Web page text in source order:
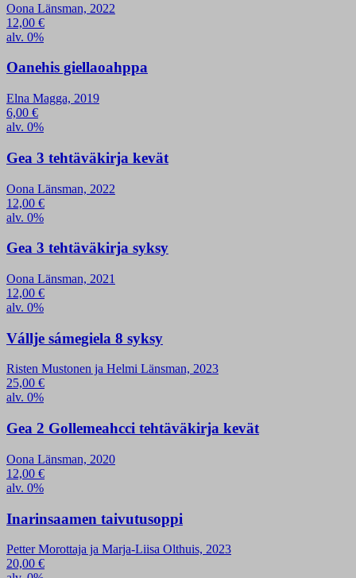
Oona Länsman, 2022
12,00 €
alv. 0%
Oanehis giellaoahppa
Elna Magga, 2019
6,00 €
alv. 0%
Gea 3 tehtäväkirja kevät
Oona Länsman, 2022
12,00 €
alv. 0%
Gea 3 tehtäväkirja syksy
Oona Länsman, 2021
12,00 €
alv. 0%
Vállje sámegiela 8 syksy
Risten Mustonen ja Helmi Länsman, 2023
25,00 €
alv. 0%
Gea 2 Gollemeahcci tehtäväkirja kevät
Oona Länsman, 2020
12,00 €
alv. 0%
Inarinsaamen taivutusoppi
Petter Morottaja ja Marja-Liisa Olthuis, 2023
20,00 €